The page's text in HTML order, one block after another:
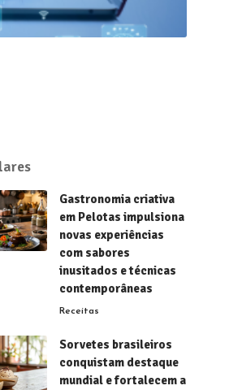
Gastronomia criativa
em Pelotas impulsiona
novas experiências
com sabores
inusitados e técnicas
contemporâneas
Receitas
Sorvetes brasileiros
conquistam destaque
mundial e fortalecem a